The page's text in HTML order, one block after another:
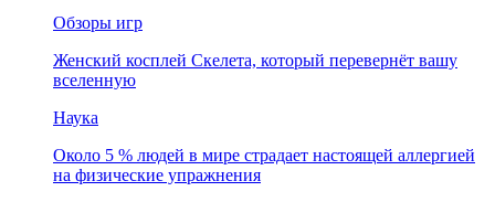
Обзоры игр
Женский косплей Скелета, который перевернёт вашу
вселенную
Наука
Около 5 % людей в мире страдает настоящей аллергией
на физические упражнения